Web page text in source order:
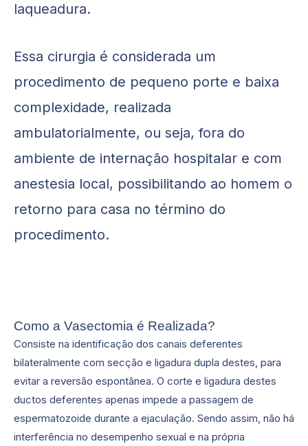
laqueadura.
Essa cirurgia é considerada um
procedimento de pequeno porte e baixa
complexidade, realizada
ambulatorialmente, ou seja, fora do
ambiente de internação hospitalar e com
anestesia local, possibilitando ao homem o
retorno para casa no término do
procedimento.
Como a Vasectomia é Realizada?
Consiste na identificação dos canais deferentes
bilateralmente com secção e ligadura dupla destes, para
evitar a reversão espontânea. O corte e ligadura destes
ductos deferentes apenas impede a passagem de
espermatozoide durante a ejaculação. Sendo assim, não há
interferência no desempenho sexual e na própria